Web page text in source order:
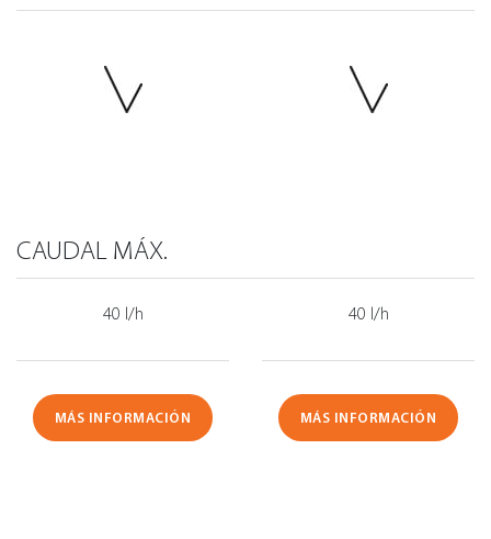
CAUDAL MÁX.
40 l/h 40 l/h
MÁS INFORMACIÓN MÁS INFORMACIÓN